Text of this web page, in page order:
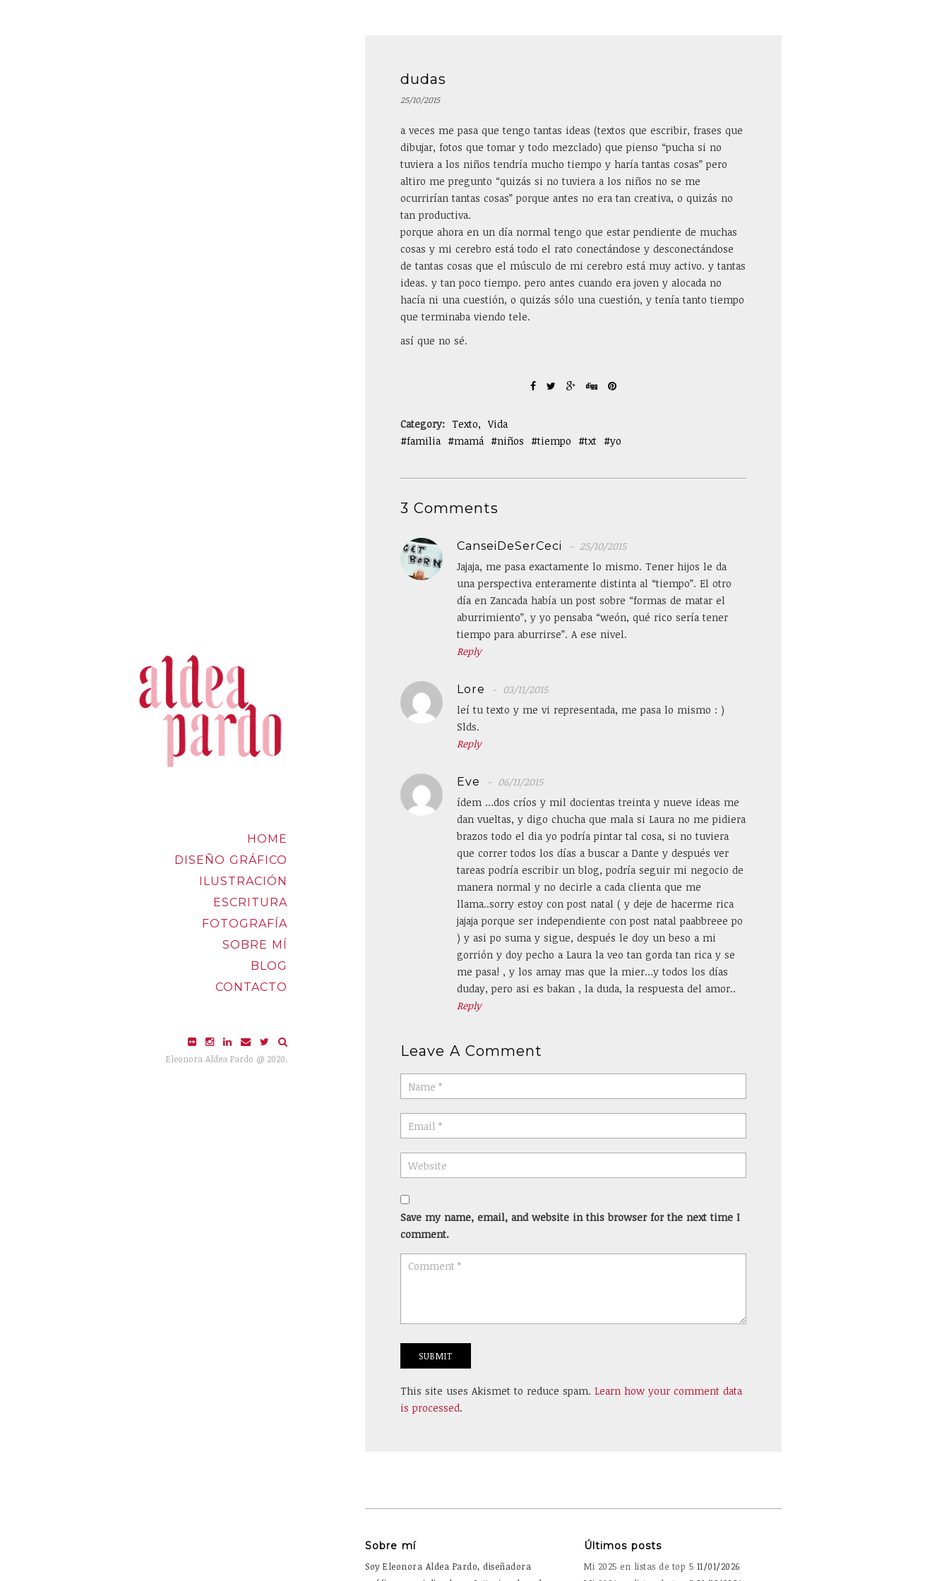
HOME
DISEÑO GRÁFICO
ILUSTRACIÓN
ESCRITURA
FOTOGRAFÍA
SOBRE MÍ
BLOG
CONTACTO
Eleonora Aldea Pardo @ 2020.
dudas
25/10/2015
a veces me pasa que tengo tantas ideas (textos que escribir, frases que
dibujar, fotos que tomar y todo mezclado) que pienso “pucha si no
tuviera a los niños tendría mucho tiempo y haría tantas cosas” pero
altiro me pregunto “quizás si no tuviera a los niños no se me
ocurrirían tantas cosas” porque antes no era tan creativa, o quizás no
tan productiva.
porque ahora en un día normal tengo que estar pendiente de muchas
cosas y mi cerebro está todo el rato conectándose y desconectándose
de tantas cosas que el músculo de mi cerebro está muy activo. y tantas
ideas. y tan poco tiempo. pero antes cuando era joven y alocada no
hacía ni una cuestión, o quizás sólo una cuestión, y tenía tanto tiempo
que terminaba viendo tele.
así que no sé.
Category: Texto
Vida
familia
mamá niños tiempo txt yo
3 Comments
CanseiDeSerCeci
25/10/2015
Jajaja, me pasa exactamente lo mismo. Tener hijos le da
una perspectiva enteramente distinta al “tiempo”. El otro
día en Zancada había un post sobre “formas de matar el
aburrimiento”, y yo pensaba “weón, qué rico sería tener
tiempo para aburrirse”. A ese nivel.
Reply
Lore
03/11/2015
leí tu texto y me vi representada, me pasa lo mismo : )
Slds.
Reply
Eve
06/11/2015
ídem …dos críos y mil docientas treinta y nueve ideas me
dan vueltas, y digo chucha que mala si Laura no me pidiera
brazos todo el dia yo podría pintar tal cosa, si no tuviera
que correr todos los días a buscar a Dante y después ver
tareas podría escribir un blog, podría seguir mi negocio de
manera normal y no decirle a cada clienta que me
llama..sorry estoy con post natal ( y deje de hacerme rica
jajaja porque ser independiente con post natal paabbreee po
) y asi po suma y sigue, después le doy un beso a mi
gorrión y doy pecho a Laura la veo tan gorda tan rica y se
me pasa! , y los amay mas que la mier…y todos los días
duday, pero asi es bakan , la duda, la respuesta del amor..
Reply
Leave A Comment
Save my name, email, and website in this browser for the next time I
comment.
This site uses Akismet to reduce spam. Learn how your comment data
is processed.
Sobre mí
Soy Eleonora Aldea Pardo, diseñadora
Últimos posts
Mi 2025 en listas de top 5 11/01/2026